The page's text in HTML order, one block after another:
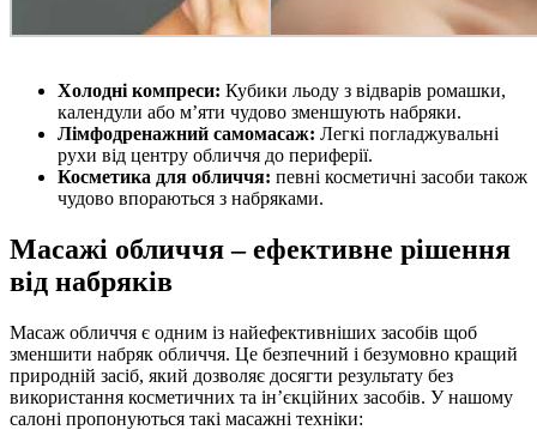
Холодні компреси: Кубики льоду з відварів ромашки,
календули або м’яти чудово зменшують набряки.
Лімфодренажний самомасаж: Легкі погладжувальні
рухи від центру обличчя до периферії.
Косметика для обличчя: певні косметичні засоби також
чудово впораються з набряками.
Масажі обличчя – ефективне рішення
від набряків
Масаж обличчя є одним із найефективніших засобів щоб
зменшити набряк обличчя. Це безпечний і безумовно кращий
природній засіб, який дозволяє досягти результату без
використання косметичних та ін’єкційних засобів. У нашому
салоні пропонуються такі масажні техніки: